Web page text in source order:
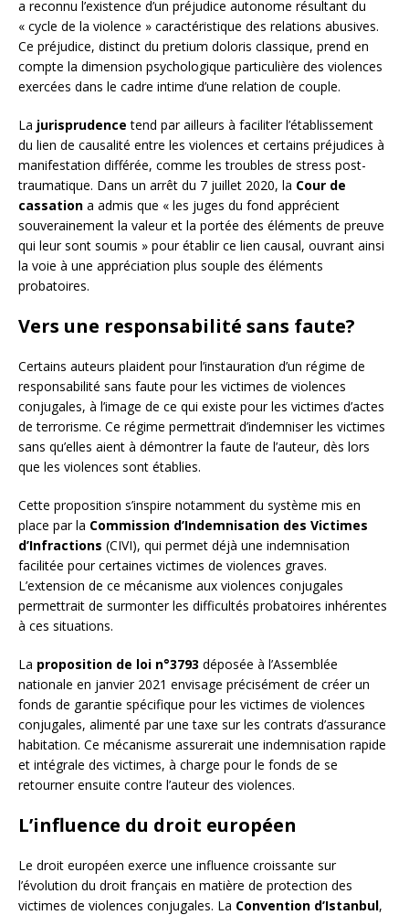
a reconnu l’existence d’un préjudice autonome résultant du
« cycle de la violence » caractéristique des relations abusives.
Ce préjudice, distinct du pretium doloris classique, prend en
compte la dimension psychologique particulière des violences
exercées dans le cadre intime d’une relation de couple.
La jurisprudence tend par ailleurs à faciliter l’établissement
du lien de causalité entre les violences et certains préjudices à
manifestation différée, comme les troubles de stress post-
traumatique. Dans un arrêt du 7 juillet 2020, la Cour de
cassation a admis que « les juges du fond apprécient
souverainement la valeur et la portée des éléments de preuve
qui leur sont soumis » pour établir ce lien causal, ouvrant ainsi
la voie à une appréciation plus souple des éléments
probatoires.
Vers une responsabilité sans faute?
Certains auteurs plaident pour l’instauration d’un régime de
responsabilité sans faute pour les victimes de violences
conjugales, à l’image de ce qui existe pour les victimes d’actes
de terrorisme. Ce régime permettrait d’indemniser les victimes
sans qu’elles aient à démontrer la faute de l’auteur, dès lors
que les violences sont établies.
Cette proposition s’inspire notamment du système mis en
place par la Commission d’Indemnisation des Victimes
d’Infractions (CIVI), qui permet déjà une indemnisation
facilitée pour certaines victimes de violences graves.
L’extension de ce mécanisme aux violences conjugales
permettrait de surmonter les difficultés probatoires inhérentes
à ces situations.
La proposition de loi n°3793 déposée à l’Assemblée
nationale en janvier 2021 envisage précisément de créer un
fonds de garantie spécifique pour les victimes de violences
conjugales, alimenté par une taxe sur les contrats d’assurance
habitation. Ce mécanisme assurerait une indemnisation rapide
et intégrale des victimes, à charge pour le fonds de se
retourner ensuite contre l’auteur des violences.
L’influence du droit européen
Le droit européen exerce une influence croissante sur
l’évolution du droit français en matière de protection des
victimes de violences conjugales. La Convention d’Istanbul,